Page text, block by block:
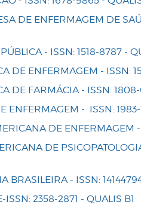
DE ENFERMAGEM DE
- ISSN: 1518-8787 -
DE ENFERMAGEM - ISSN:
DE FARMÁCIA - ISSN:
ENFERMAGEM - ISSN:
DE ENFERMAGEM
DE
BRASILEIRA - ISSN:
ISSN: 2358-2871 - QUALIS B1